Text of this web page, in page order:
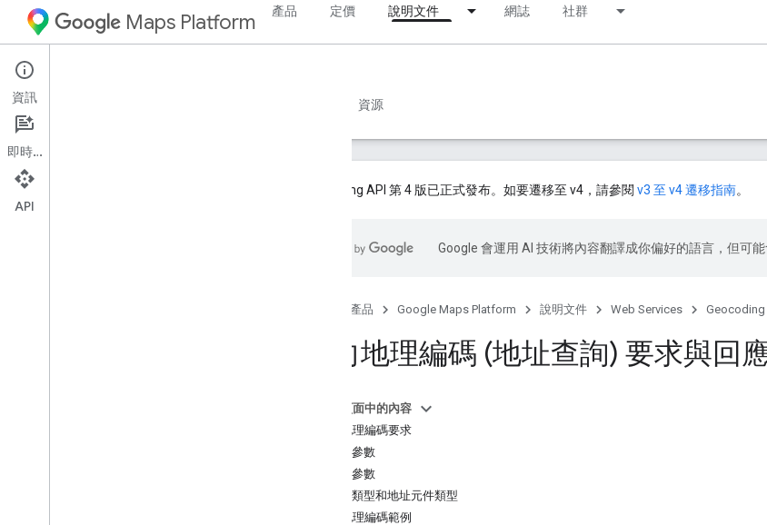
Maps Platform 產品 定價 說明文件 網誌 社群
Web Services
開發人員指南 v4
資源
Geocoding API 第 4 版已正式發布。如要遷移至 v4，請參閱 v3 至 v4 遷移指南。
Google 會運用 AI 技術將內容翻譯成你偏好的語言，但可能
產品 Google Maps Platform 說明文件 Web Services Geocoding
反向地理編碼 (地址查詢) 要求與回
這個頁面中的內容
反向地理編碼要求
必要參數
選用參數
地址類型和地址元件類型
反向地理編碼範例
資訊
即時通訊
API